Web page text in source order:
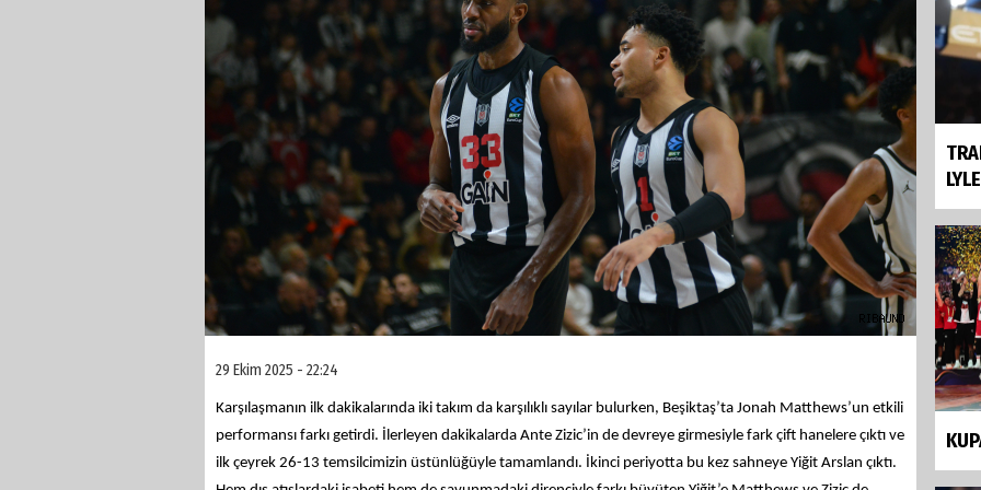
29 Ekim 2025 - 22:24
Karşılaşmanın ilk dakikalarında iki takım da karşılıklı sayılar bulurken, Beşiktaş’ta Jonah Matthews’un etkili
performansı farkı getirdi. İlerleyen dakikalarda Ante Zizic’in de devreye girmesiyle fark çift hanelere çıktı ve
ilk çeyrek 26-13 temsilcimizin üstünlüğüyle tamamlandı.
İkinci periyotta bu kez sahneye Yiğit Arslan çıktı.